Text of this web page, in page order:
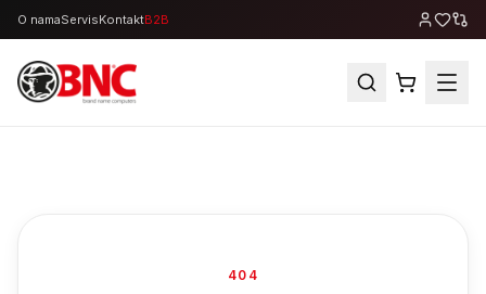
O namaServisKontaktB2B
404